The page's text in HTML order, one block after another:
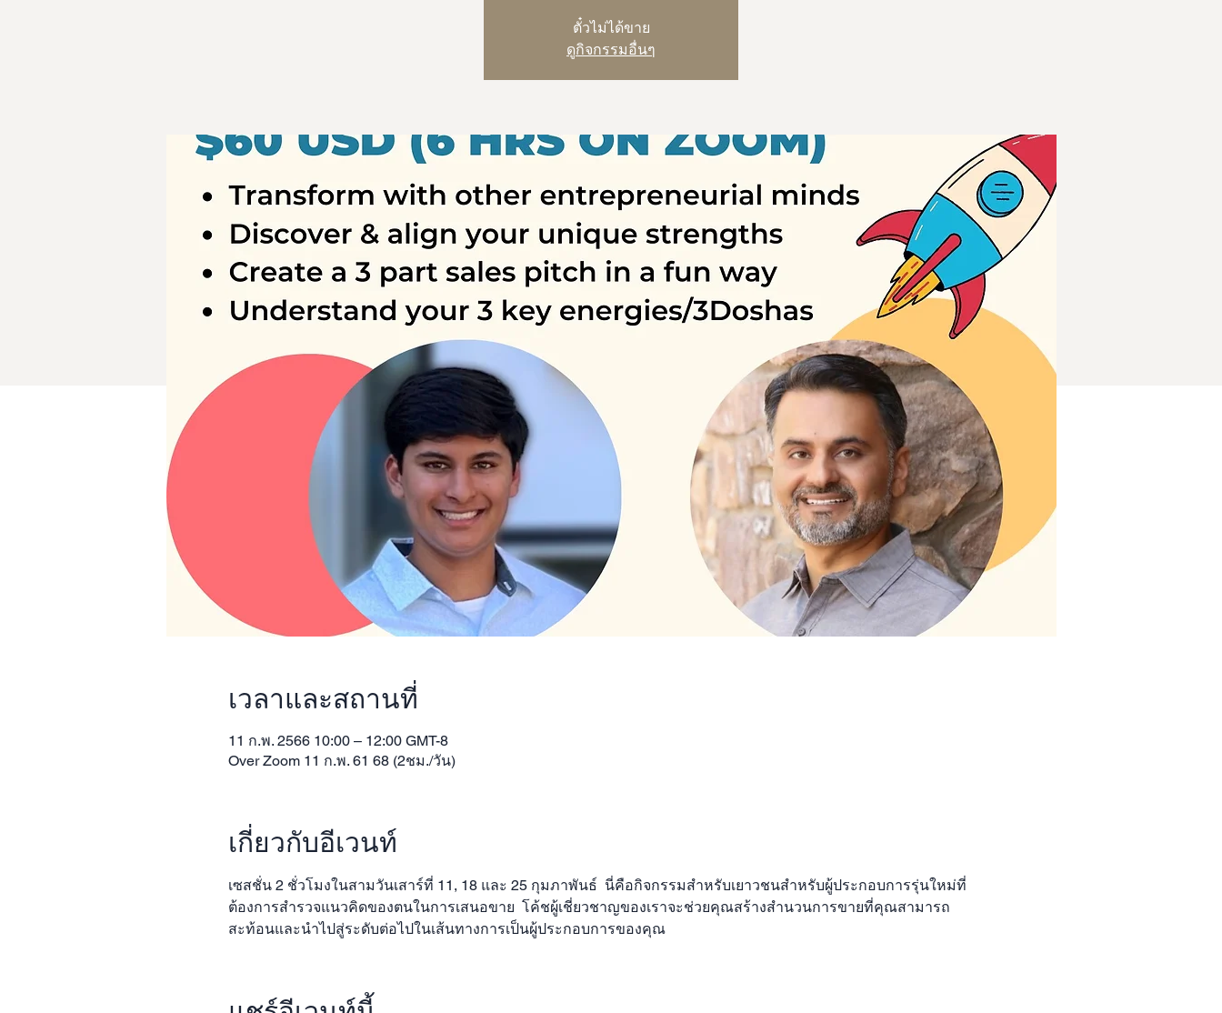
ตั๋วไม่ได้ขาย
ดูกิจกรรมอื่นๆ
เวลาและสถานที่
11 ก.พ. 2566 10:00 – 12:00 GMT-8
Over Zoom 11 ก.พ. 61 68 (2ชม./วัน)
เกี่ยวกับอีเวนท์
เซสชั่น 2 ชั่วโมงในสามวันเสาร์ที่ 11, 18 และ 25 กุมภาพันธ์  นี่คือกิจกรรมสำหรับเยาวชนสำหรับผู้ประกอบการรุ่นใหม่ที่
ต้องการสำรวจแนวคิดของตนในการเสนอขาย  โค้ชผู้เชี่ยวชาญของเราจะช่วยคุณสร้างสำนวนการขายที่คุณสามารถ
สะท้อนและนำไปสู่ระดับต่อไปในเส้นทางการเป็นผู้ประกอบการของคุณ